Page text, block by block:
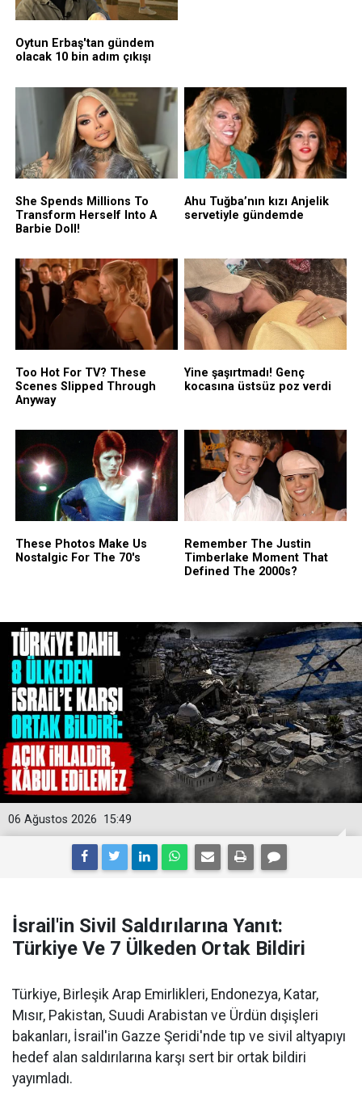
15:49
06 Ağustos 2026
İsrail'in Sivil Saldırılarına Yanıt:
Türkiye Ve 7 Ülkeden Ortak Bildiri
Türkiye, Birleşik Arap Emirlikleri, Endonezya, Katar,
Mısır, Pakistan, Suudi Arabistan ve Ürdün dışişleri
bakanları, İsrail'in Gazze Şeridi'nde tıp ve sivil altyapıyı
hedef alan saldırılarına karşı sert bir ortak bildiri
yayımladı.